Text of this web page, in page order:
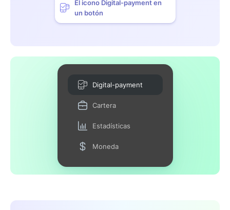
El icono Digital-payment en
un botón
Digital-payment
Cartera
Estadísticas
Moneda